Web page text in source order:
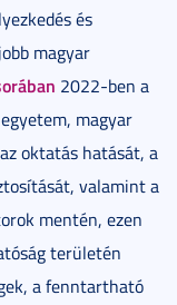
és
magyar
2022-ben a
magyar
oktatás hatását, a
valamint a
mentén, ezen
területén
a fenntartható